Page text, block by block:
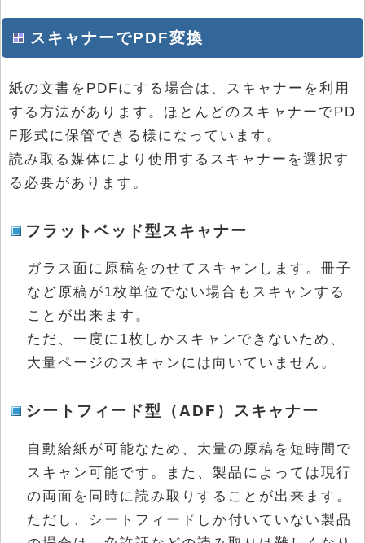
スキャナーでPDF変換
紙の文書をPDFにする場合は、スキャナーを利用
する方法があります。ほとんどのスキャナーでPD
F形式に保管できる様になっています。
読み取る媒体により使用するスキャナーを選択す
る必要があります。
フラットベッド型スキャナー
ガラス面に原稿をのせてスキャンします。冊子
など原稿が1枚単位でない場合もスキャンする
ことが出来ます。
ただ、一度に1枚しかスキャンできないため、
大量ページのスキャンには向いていません。
シートフィード型（ADF）スキャナー
自動給紙が可能なため、大量の原稿を短時間で
スキャン可能です。また、製品によっては現行
の両面を同時に読み取りすることが出来ます。
ただし、シートフィードしか付いていない製品